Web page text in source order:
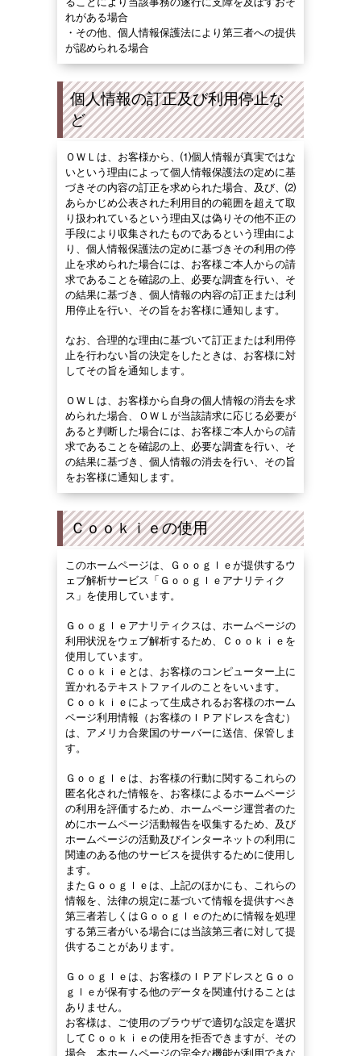
れがある場合
・その他、個人情報保護法により第三者への提供
が認められる場合
個人情報の訂正及び利用停止な
ど
ＯＷＬは、お客様から、⑴個人情報が真実ではな
いという理由によって個人情報保護法の定めに基
づきその内容の訂正を求められた場合、及び、⑵
あらかじめ公表された利用目的の範囲を超えて取
り扱われているという理由又は偽りその他不正の
手段により収集されたものであるという理由によ
り、個人情報保護法の定めに基づきその利用の停
止を求められた場合には、お客様ご本人からの請
求であることを確認の上、必要な調査を行い、そ
の結果に基づき、個人情報の内容の訂正または利
用停止を行い、その旨をお客様に通知します。
なお、合理的な理由に基づいて訂正または利用停
止を行わない旨の決定をしたときは、お客様に対
してその旨を通知します。
ＯＷＬ は、お客様から自身の個人情報の消去を求
められた場合、ＯＷＬが当該請求に応じる必要が
あると判断した場合には、お客様ご本人からの請
求であることを確認の上、必要な調査を行い、そ
の結果に基づき、個人情報の消去を行い、その旨
をお客様に通知します。
Ｃｏｏｋｉｅの使用
このホームページは、Ｇｏｏｇｌｅが提供するウ
ェブ解析サービス「Ｇｏｏｇｌｅアナリティク
ス」を使用しています。
Ｇｏｏｇｌｅアナリティクスは、ホームページの
利用状況をウェブ解析するため、Ｃｏｏｋｉｅを
使用しています。
Ｃｏｏｋｉｅとは、お客様のコンピューター上に
置かれるテキストファイルのことをいいます。
Ｃｏｏｋｉｅによって生成されるお客様のホーム
ページ利用情報（お客様のＩＰアドレスを含む）
は、アメリカ合衆国のサーバーに送信、保管しま
す。
Ｇｏｏｇｌｅは、お客様の行動に関するこれらの
匿名化された情報を、お客様によるホームページ
の利用を評価するため、ホームページ運営者のた
めにホームページ活動報告を収集するため、及び
ホームページの活動及びインターネットの利用に
関連のある他のサービスを提供するために使用し
ます。
またＧｏｏｇｌｅは、上記のほかにも、これらの
情報を、法律の規定に基づいて情報を提供すべき
第三者若しくはＧｏｏｇｌｅのために情報を処理
する第三者がいる場合には当該第三者に対して提
供することがあります。
Ｇｏｏｇｌｅは、お客様のＩＰアドレスとＧｏｏ
ｇｌｅが保有する他のデータを関連付けることは
ありません。
お客様は、ご使用のブラウザで適切な設定を選択
してＣｏｏｋｉｅの使用を拒否できますが、その
場合、本ホームページの完全な機能が利用できな